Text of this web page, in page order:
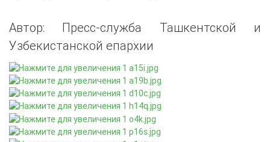
Автор: Пресс-служба Ташкентской и
Узбекистанской епархии